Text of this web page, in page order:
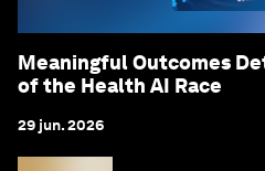
Meaningful Outcomes
of the Health AI Race
29 jun. 2026